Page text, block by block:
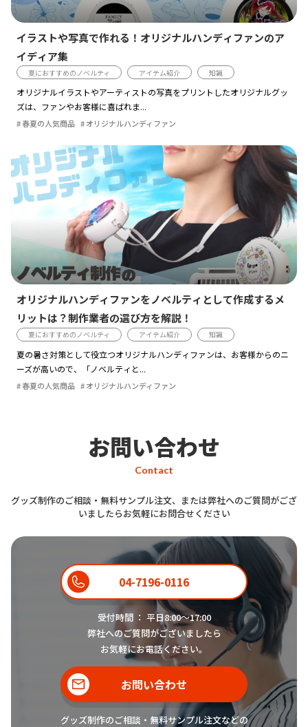
イラストや写真で作れる！オリジナルハンディファンのア
イディア集
夏におすすめのノベルティ アイテム紹介 知識
オリジナルイラストやアーティストの写真をプリントしたオリジナルグッ
ズは、ファンやお客様に喜ばれま...
春夏の人気商品 オリジナルハンディファン
オリジナルハンディファンをノベルティとして作成するメ
リットは？制作業者の選び方を解説！
夏におすすめのノベルティ アイテム紹介 知識
夏の暑さ対策として役立つオリジナルハンディファンは、お客様からのニ
ーズが高いので、「ノベルティと...
春夏の人気商品 オリジナルハンディファン
お問い合わせ
Contact
グッズ制作のご相談・無料サンプル注文、または弊社へのご質問がござ
いましたらお気軽にお問合せください
04-7196-0116
受付時間 ： 平日8:00〜17:00
弊社へのご質問がございましたら
お気軽にお電話ください。
お問い合わせ
グッズ制作のご相談・無料サンプル注文などの